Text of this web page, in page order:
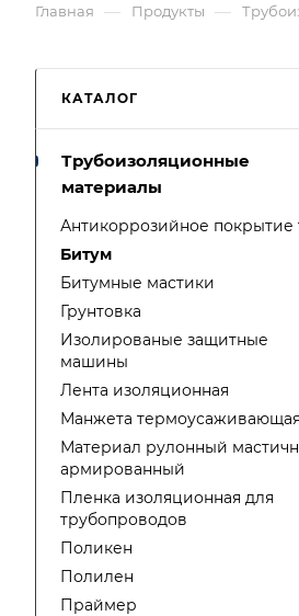
Главная — Продукты —
КАТАЛОГ
Трубоизоляционные
материалы
Антикоррозийное покрытие
Битум
Битумные мастики
Грунтовка
Изолированые защитные
машины
Лента изоляционная
Манжета
Материал рулонный
армированный
Пленка изоляционная для
трубопроводов
Поликен
Полилен
Праймер